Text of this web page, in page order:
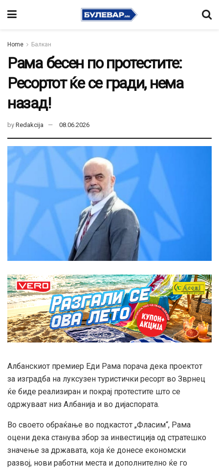
Home Балкан
Рама бесен по протестите:
Ресортот ќе се гради, нема
назад!
by Redakcija 08.06.2026
Албанскиот премиер Еди Рама порача дека проектот
за изградба на луксузен туристички ресорт во Зврнец
ќе биде реализиран и покрај протестите што се
одржуваат низ Албанија и во дијаспората.
Во своето обраќање во подкастот „Фласим“, Рама
оцени дека станува збор за инвестиција од стратешко
значење за државата, која ќе донесе економски
развој, нови работни места и дополнително ќе го